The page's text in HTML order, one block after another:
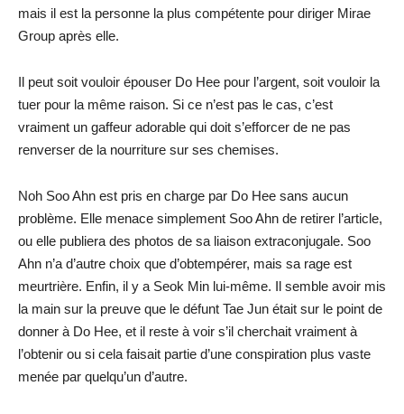
mais il est la personne la plus compétente pour diriger Mirae
Group après elle.
Il peut soit vouloir épouser Do Hee pour l’argent, soit vouloir la
tuer pour la même raison. Si ce n’est pas le cas, c’est
vraiment un gaffeur adorable qui doit s’efforcer de ne pas
renverser de la nourriture sur ses chemises.
Noh Soo Ahn est pris en charge par Do Hee sans aucun
problème. Elle menace simplement Soo Ahn de retirer l’article,
ou elle publiera des photos de sa liaison extraconjugale. Soo
Ahn n’a d’autre choix que d’obtempérer, mais sa rage est
meurtrière. Enfin, il y a Seok Min lui-même. Il semble avoir mis
la main sur la preuve que le défunt Tae Jun était sur le point de
donner à Do Hee, et il reste à voir s’il cherchait vraiment à
l’obtenir ou si cela faisait partie d’une conspiration plus vaste
menée par quelqu’un d’autre.